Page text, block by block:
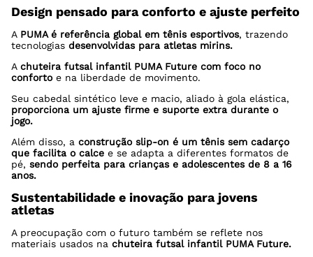
Design pensado para conforto e ajuste perfeito
A PUMA é referência global em tênis esportivos, trazendo
tecnologias desenvolvidas para atletas mirins.
A chuteira futsal infantil PUMA Future com foco no
confortoe na liberdade de movimento.
Seu cabedal sintético leve e macio, aliado à gola elástica,
proporciona um ajuste firme e suporte extra durante o
jogo.
Além disso, a construção slip-on é um tênis sem cadarço
que facilita o calce e se adapta a diferentes formatos de
pé, sendo perfeita para crianças e adolescentes de 8 a 16
anos.
Sustentabilidade e inovação para jovens
atletas
A preocupação com o futuro também se reflete nos
materiais usados na chuteira futsal infantil PUMA Future.